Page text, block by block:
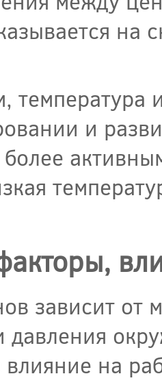
на
и
зависит от
давления
на